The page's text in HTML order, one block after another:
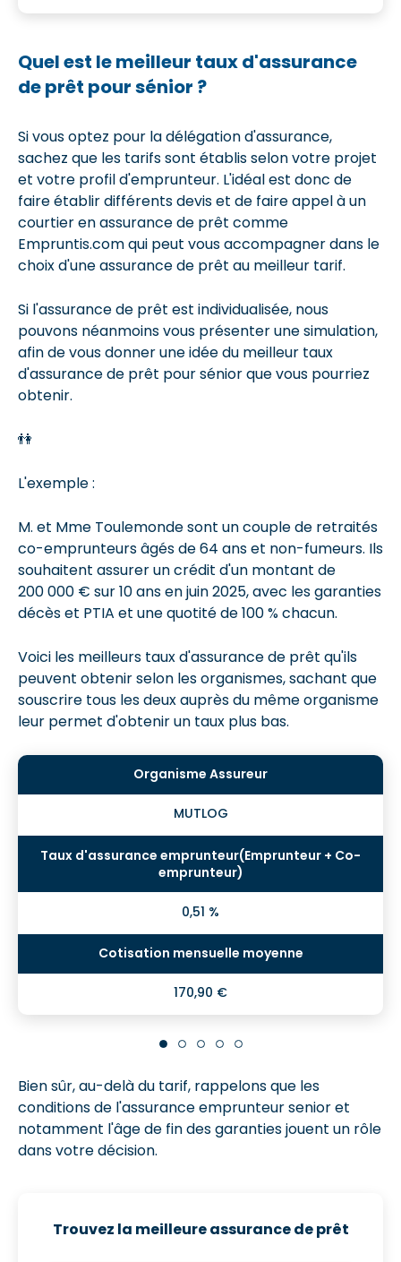
Quel est le meilleur taux d'assurance
de prêt pour sénior ?
Si vous optez pour la délégation d'assurance,
sachez que les tarifs sont établis selon votre projet
et votre profil d'emprunteur. L'idéal est donc de
faire établir différents devis et de faire appel à un
courtier en assurance de prêt comme
Empruntis.com qui peut vous accompagner dans le
choix d'une assurance de prêt au meilleur tarif.
Si l'assurance de prêt est individualisée, nous
pouvons néanmoins vous présenter une simulation,
afin de vous donner une idée du meilleur taux
d'assurance de prêt pour sénior que vous pourriez
obtenir.
👫
L'exemple :
M. et Mme Toulemonde sont un couple de retraités
co-emprunteurs âgés de 64 ans et non-fumeurs. Ils
souhaitent assurer un crédit d'un montant de
200 000 € sur 10 ans en juin 2025, avec les garanties
décès et PTIA et une quotité de 100 % chacun.
Voici les meilleurs taux d'assurance de prêt qu'ils
peuvent obtenir selon les organismes, sachant que
souscrire tous les deux auprès du même organisme
leur permet d'obtenir un taux plus bas.
MUTLOG
0,51 %
170,90 €
Bien sûr, au-delà du tarif, rappelons que les
conditions de l'assurance emprunteur senior et
notamment l'âge de fin des garanties jouent un rôle
dans votre décision.
Trouvez la meilleure assurance de prêt